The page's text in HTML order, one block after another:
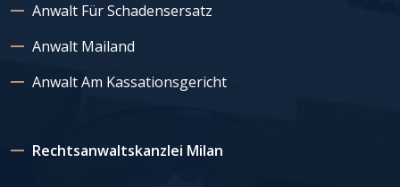
Anwalt Für Schadensersatz
Anwalt Mailand
Anwalt Am Kassationsgericht
Rechtsanwaltskanzlei Milan